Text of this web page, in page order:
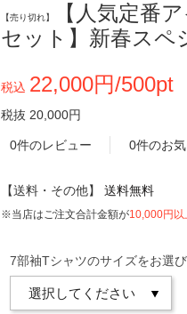
【売り切れ】
【人気定番
セット】新春ス
税込 22,000円/500pt
税抜 20,000円
0件のレビュー 0件のお
【送料・その他】 送料無料
※当店はご注文合計金額が10,000円以
7部袖Tシャツのサイズをお選